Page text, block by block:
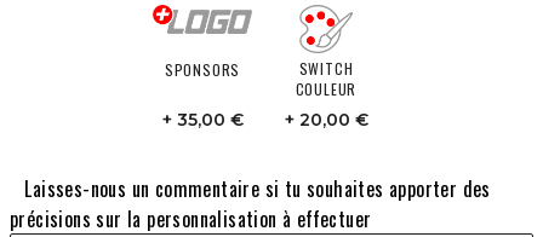
SPONSORS
35,00 €
SWITCH
COULEUR
20,00 €
Laisses-nous un commentaire si tu souhaites apporter des
précisions sur la personnalisation à effectuer